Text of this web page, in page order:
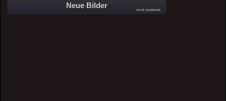
Neue Bilder
nicht moderiert